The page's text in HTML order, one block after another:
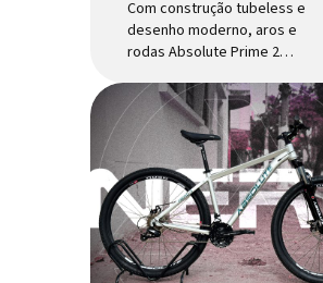
Com construção tubeless e
desenho moderno, aros e
rodas Absolute Prime 2
diversas melhorias No
mercado brasileiro há alguns
anos, os aros e as rodas
Absolute Prime chegaram
como uma opção para pilotos
de cross country e trail em
busca de alto desempenho e
preço realmente competitivo.
Para isso, a marca […]